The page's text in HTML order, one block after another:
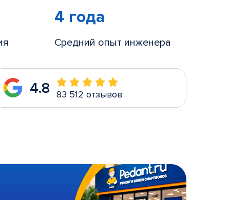
4 года
Средний опыт инженера
4.8 83 512 отзывов